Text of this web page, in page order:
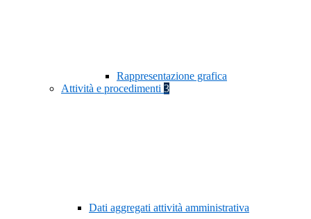
Rappresentazione grafica
Attività e procedimenti 3
Dati aggregati attività amministrativa